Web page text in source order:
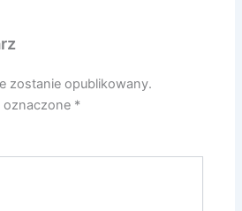
zostanie opublikowany.
oznaczone *